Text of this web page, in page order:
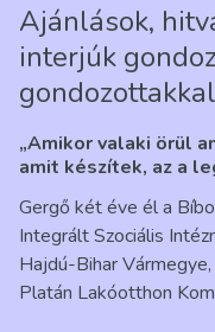
Ajánlások,
interjúk
gondozottakkal
„Amikor valaki örül
amit készítek, az a
Ribárszky Gergő
Gergő két éve él a
Integrált Szociális
Hajdú-Bihar Vármegye,
Platán Lakóotthon